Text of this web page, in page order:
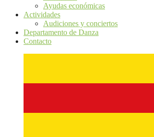
Ayudas económicas
Actividades
Audiciones y conciertos
Departamento de Danza
Contacto